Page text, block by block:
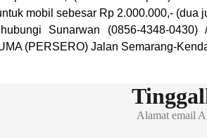
mobil sebesar Rp 2.000.000,-
Sunarwan (0856-4348-0430)
(PERSERO) Jalan Semarang-
Alamat email